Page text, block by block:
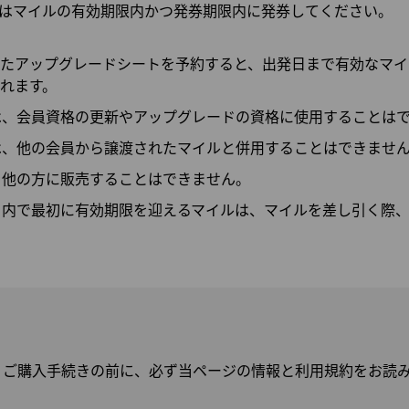
マイルの有効期限内かつ発券期限内に発券してください。
アップグレードシートを予約すると、出発日まで有効なマ
ます。
会員資格の更新やアップグレードの資格に使用することは
他の会員から譲渡されたマイルと併用することはできませ
の方に販売することはできません。
で最初に有効期限を迎えるマイルは、マイルを差し引く際
購入手続きの前に、必ず当ページの情報と利用規約をお読